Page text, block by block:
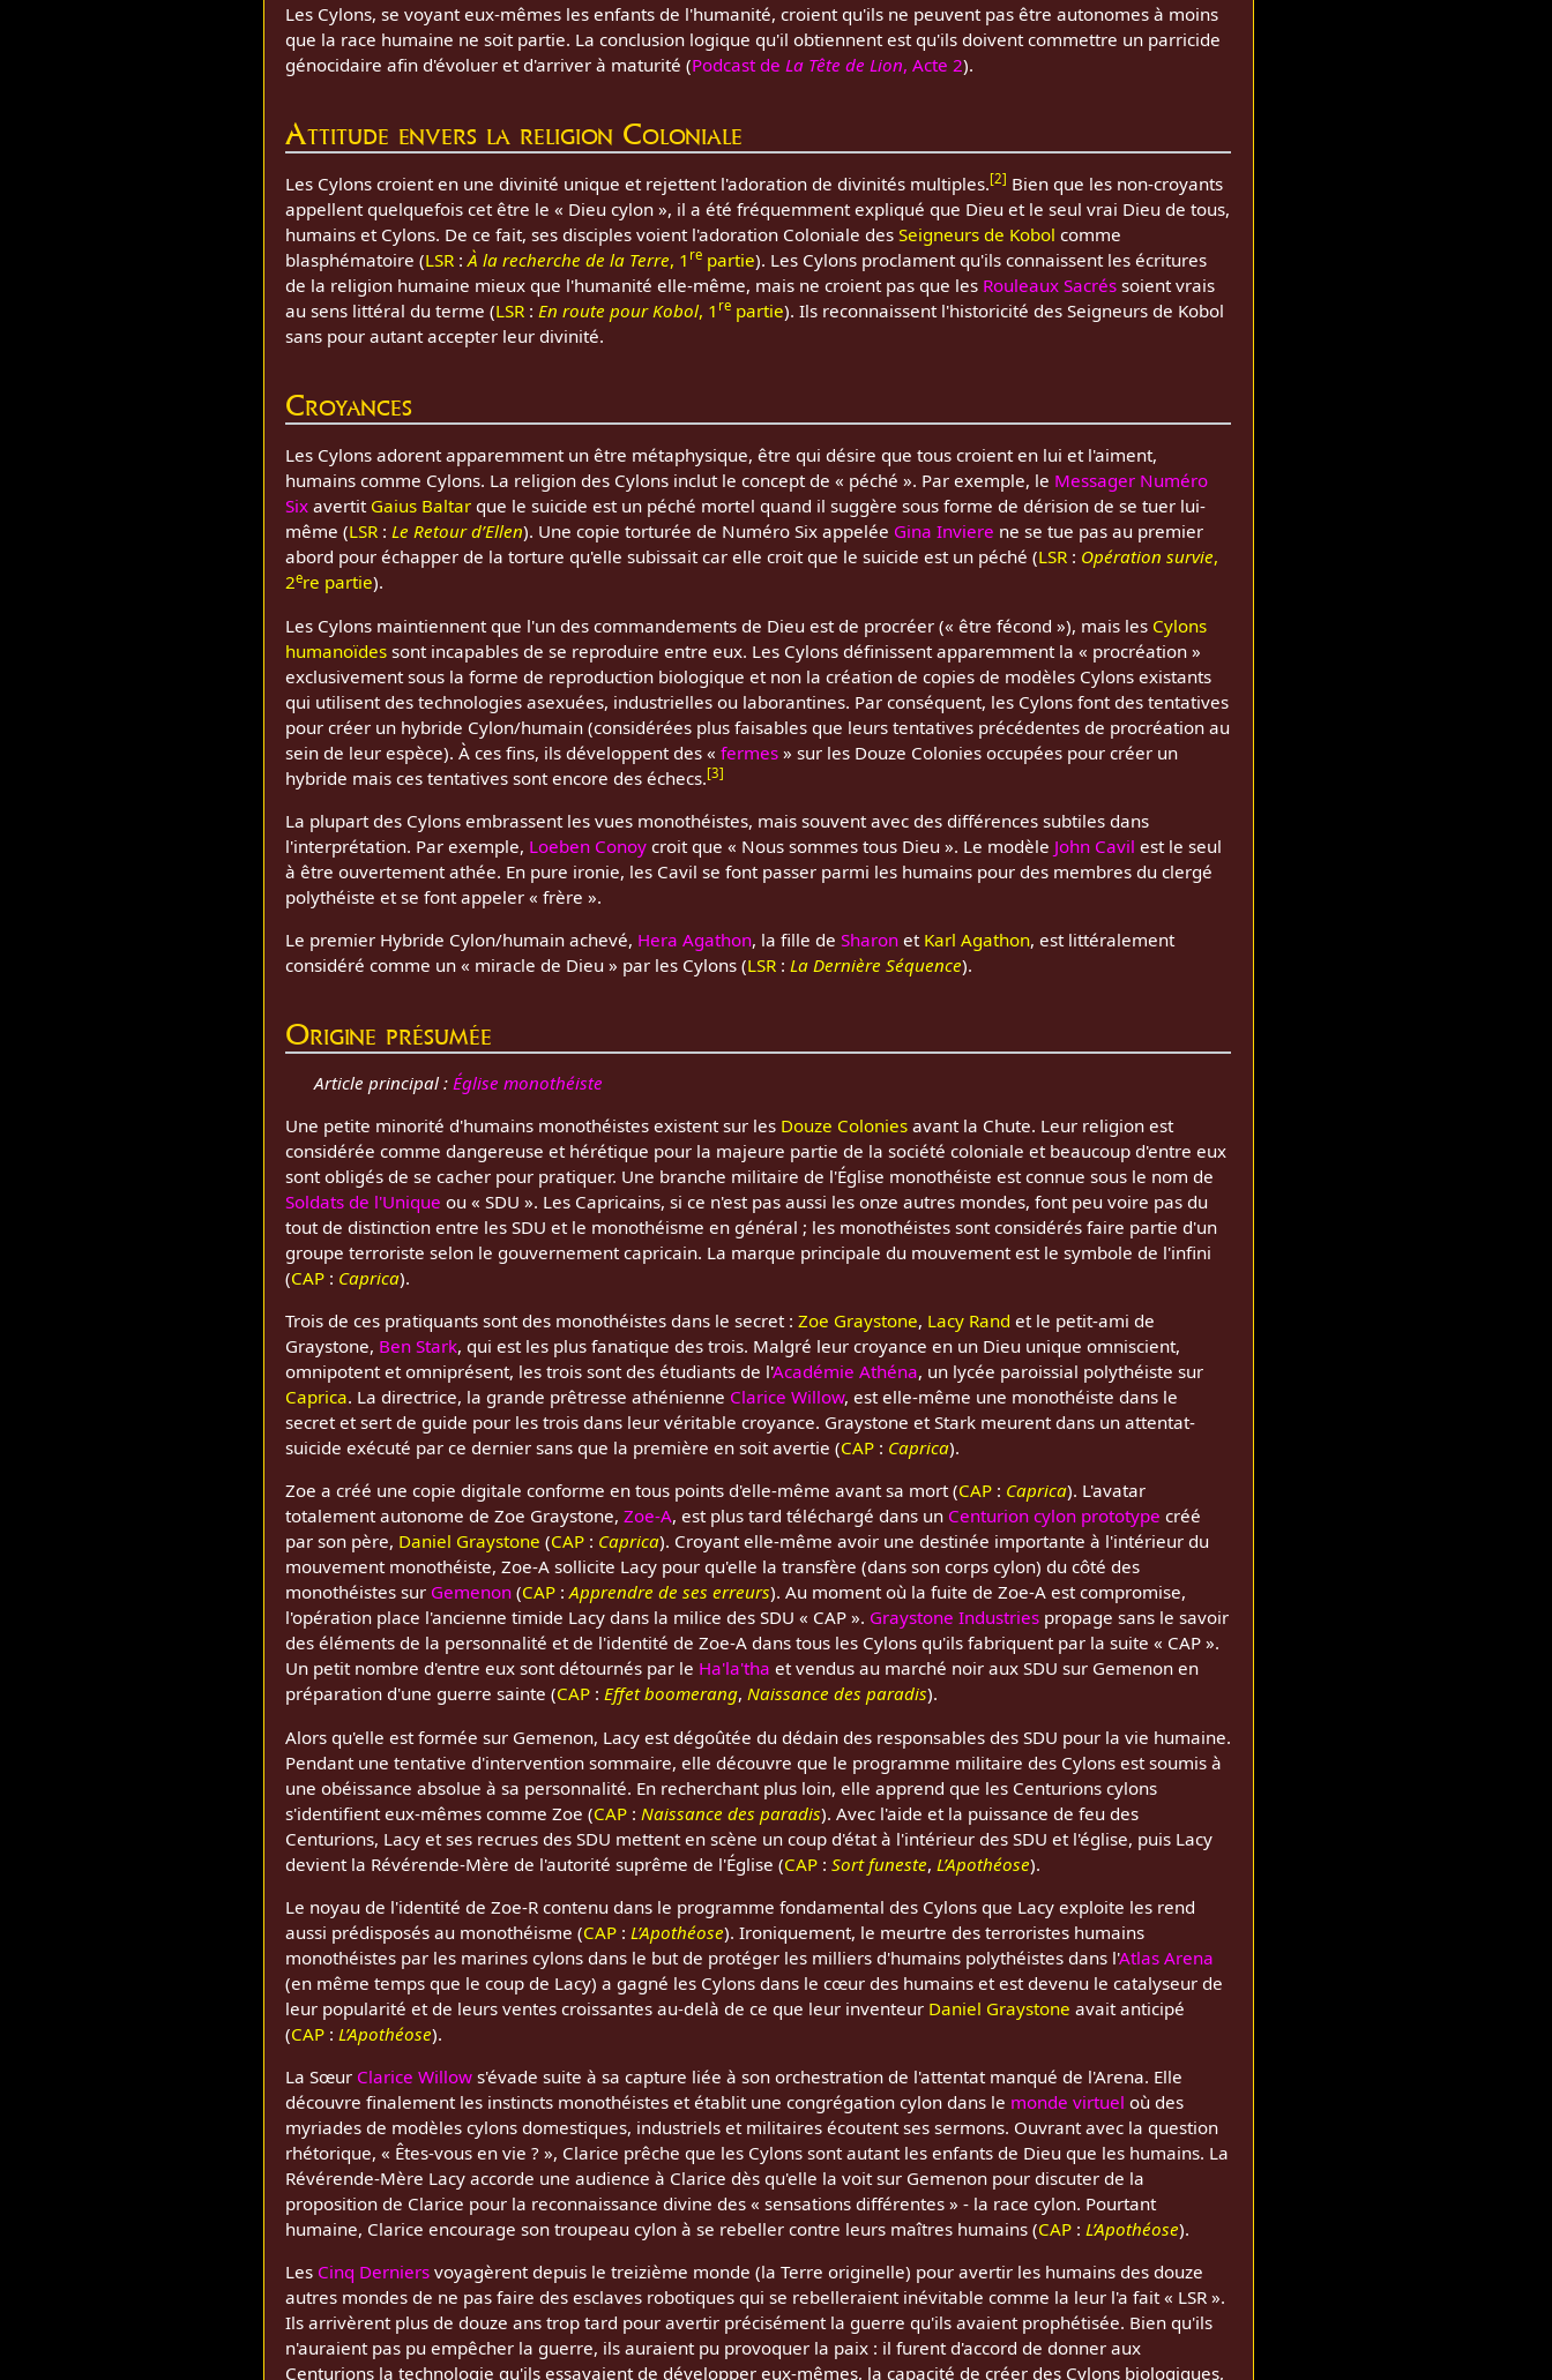
Les Cylons, se voyant eux-mêmes les enfants de l'humanité, croient qu'ils ne peuvent pas être autonomes à moins
que la race humaine ne soit partie. La conclusion logique qu'il obtiennent est qu'ils doivent commettre un parricide
génocidaire afin d'évoluer et d'arriver à maturité (Podcast de La Tête de Lion, Acte 2).
Attitude envers la religion Coloniale
Les Cylons croient en une divinité unique et rejettent l'adoration de divinités multiples.[2] Bien que les non-croyants
appellent quelquefois cet être le « Dieu cylon », il a été fréquemment expliqué que Dieu et le seul vrai Dieu de tous,
humains et Cylons. De ce fait, ses disciples voient l'adoration Coloniale desSeigneurs de Kobol comme
blasphématoire (LSR :À la recherche de la Terre, 1 re partie). Les Cylons proclament qu'ils connaissent les écritures
de la religion humaine mieux que l'humanité elle-même, mais ne croient pas que les Rouleaux Sacrés soient vrais
au sens littéral du terme (LSR :En route pour Kobol, 1 re partie). Ils reconnaissent l'historicité des Seigneurs de Kobol
sans pour autant accepter leur divinité.
Croyances
Les Cylons adorent apparemment un être métaphysique, être qui désire que tous croient en lui et l'aiment,
humains comme Cylons. La religion des Cylons inclut le concept de « péché ». Par exemple, le Messager Numéro
Six avertit Gaius Baltar que le suicide est un péché mortel quand il suggère sous forme de dérision de se tuer lui-
même (LSR :Le Retour d’Ellen). Une copie torturée de Numéro Six appelée Gina Inviere ne se tue pas au premier
abord pour échapper de la torture qu'elle subissait car elle croit que le suicide est un péché (LSR : Opération survie,
2ere partie).
Les Cylons maintiennent que l'un des commandements de Dieu est de procréer (« être fécond »), mais les Cylons
humanoïdes sont incapables de se reproduire entre eux. Les Cylons définissent apparemment la « procréation »
exclusivement sous la forme de reproduction biologique et non la création de copies de modèles Cylons existants
qui utilisent des technologies asexuées, industrielles ou laborantines. Par conséquent, les Cylons font des tentatives
pour créer un hybride Cylon/humain (considérées plus faisables que leurs tentatives précédentes de procréation au
sein de leur espèce). À ces fins, ils développent des «fermes » sur les Douze Colonies occupées pour créer un
hybride mais ces tentatives sont encore des échecs.[3]
La plupart des Cylons embrassent les vues monothéistes, mais souvent avec des différences subtiles dans
l'interprétation. Par exemple, Loeben Conoy croit que « Nous sommes tous Dieu ». Le modèle John Cavil est le seul
à être ouvertement athée. En pure ironie, les Cavil se font passer parmi les humains pour des membres du clergé
polythéiste et se font appeler « frère ».
Le premier Hybride Cylon/humain achevé, Hera Agathon, la fille deSharon et Karl Agathon, est littéralement
considéré comme un « miracle de Dieu » par les Cylons (LSR : La Dernière Séquence).
Origine présumée
Article principal : Église monothéiste
Une petite minorité d'humains monothéistes existent sur les Douze Colonies avant la Chute. Leur religion est
considérée comme dangereuse et hérétique pour la majeure partie de la société coloniale et beaucoup d'entre eux
sont obligés de se cacher pour pratiquer. Une branche militaire de l'Église monothéiste est connue sous le nom de
Soldats de l'Unique ou « SDU ». Les Capricains, si ce n'est pas aussi les onze autres mondes, font peu voire pas du
tout de distinction entre les SDU et le monothéisme en général ; les monothéistes sont considérés faire partie d'un
groupe terroriste selon le gouvernement capricain. La marque principale du mouvement est le symbole de l'infini
(CAP : Caprica).
Trois de ces pratiquants sont des monothéistes dans le secret :Zoe Graystone, Lacy Rand et le petit-ami de
Graystone, Ben Stark, qui est les plus fanatique des trois. Malgré leur croyance en un Dieu unique omniscient,
omnipotent et omniprésent, les trois sont des étudiants de l'Académie Athéna, un lycée paroissial polythéiste sur
Caprica. La directrice, la grande prêtresse athénienne Clarice Willow, est elle-même une monothéiste dans le
secret et sert de guide pour les trois dans leur véritable croyance. Graystone et Stark meurent dans un attentat-
suicide exécuté par ce dernier sans que la première en soit avertie (CAP : Caprica).
Zoe a créé une copie digitale conforme en tous points d'elle-même avant sa mort (CAP : Caprica). L'avatar
totalement autonome de Zoe Graystone,Zoe-A, est plus tard téléchargé dans un Centurion cylon prototype créé
par son père, Daniel Graystone (CAP : Caprica). Croyant elle-même avoir une destinée importante à l'intérieur du
mouvement monothéiste, Zoe-A sollicite Lacy pour qu'elle la transfère (dans son corps cylon) du côté des
monothéistes sur Gemenon (CAP :Apprendre de ses erreurs). Au moment où la fuite de Zoe-A est compromise,
l'opération place l'ancienne timide Lacy dans la milice des SDU « CAP ». Graystone Industries propage sans le savoir
des éléments de la personnalité et de l'identité de Zoe-A dans tous les Cylons qu'ils fabriquent par la suite « CAP ».
Un petit nombre d'entre eux sont détournés par le Ha'la'tha et vendus au marché noir aux SDU sur Gemenon en
préparation d'une guerre sainte (CAP :Effet boomerang,Naissance des paradis).
Alors qu'elle est formée sur Gemenon, Lacy est dégoûtée du dédain des responsables des SDU pour la vie humaine.
Pendant une tentative d'intervention sommaire, elle découvre que le programme militaire des Cylons est soumis à
une obéissance absolue à sa personnalité. En recherchant plus loin, elle apprend que les Centurions cylons
s'identifient eux-mêmes comme Zoe (CAP : Naissance des paradis). Avec l'aide et la puissance de feu des
Centurions, Lacy et ses recrues des SDU mettent en scène un coup d'état à l'intérieur des SDU et l'église, puis Lacy
devient la Révérende-Mère de l'autorité suprême de l'Église (CAP :Sort funeste, L’Apothéose).
Le noyau de l'identité de Zoe-R contenu dans le programme fondamental des Cylons que Lacy exploite les rend
aussi prédisposés au monothéisme (CAP : L’Apothéose). Ironiquement, le meurtre des terroristes humains
monothéistes par les marines cylons dans le but de protéger les milliers d'humains polythéistes dans l'Atlas Arena
(en même temps que le coup de Lacy) a gagné les Cylons dans le cœur des humains et est devenu le catalyseur de
leur popularité et de leurs ventes croissantes au-delà de ce que leur inventeur Daniel Graystone avait anticipé
(CAP : L’Apothéose).
La Sœur Clarice Willow s'évade suite à sa capture liée à son orchestration de l'attentat manqué de l'Arena. Elle
découvre finalement les instincts monothéistes et établit une congrégation cylon dans le monde virtuel où des
myriades de modèles cylons domestiques, industriels et militaires écoutent ses sermons. Ouvrant avec la question
rhétorique, « Êtes-vous en vie ? », Clarice prêche que les Cylons sont autant les enfants de Dieu que les humains. La
Révérende-Mère Lacy accorde une audience à Clarice dès qu'elle la voit sur Gemenon pour discuter de la
proposition de Clarice pour la reconnaissance divine des « sensations différentes » - la race cylon. Pourtant
humaine, Clarice encourage son troupeau cylon à se rebeller contre leurs maîtres humains (CAP : L’Apothéose).
Les Cinq Derniers voyagèrent depuis le treizième monde (la Terre originelle) pour avertir les humains des douze
autres mondes de ne pas faire des esclaves robotiques qui se rebelleraient inévitable comme la leur l'a fait « LSR ».
Ils arrivèrent plus de douze ans trop tard pour avertir précisément la guerre qu'ils avaient prophétisée. Bien qu'ils
n'auraient pas pu empêcher la guerre, ils auraient pu provoquer la paix : il furent d'accord de donner aux
Centurions la technologie qu'ils essayaient de développer eux-mêmes, la capacité de créer des Cylons biologiques,